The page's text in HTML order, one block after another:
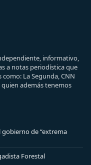
informativo,
a notas periodística que
La Segunda, CNN
quien además tenemos
de “extrema
Forestal